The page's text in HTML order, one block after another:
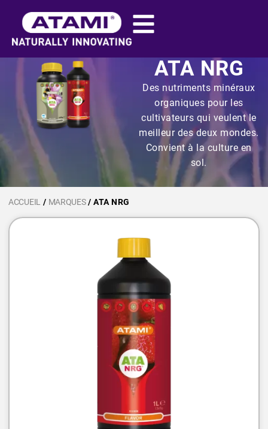
ATA NRG
Des nutriments minéraux
organiques pour les
cultivateurs qui veulent le
meilleur des deux mondes.
Convient à la culture en
sol.
ACCUEIL / MARQUES/ ATA NRG